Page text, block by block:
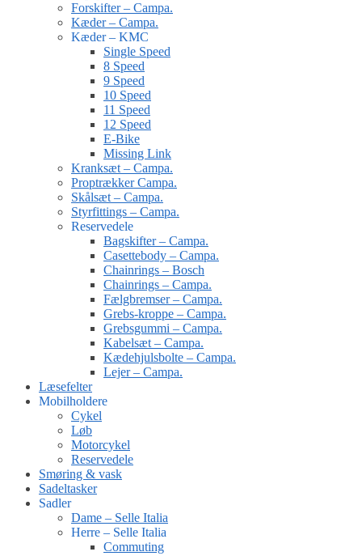
Forskifter – Campa.
Kæder – Campa.
Kæder – KMC
Single Speed
8 Speed
9 Speed
10 Speed
11 Speed
12 Speed
E-Bike
Missing Link
Kranksæt – Campa.
Proptrækker Campa.
Skålsæt – Campa.
Styrfittings – Campa.
Reservedele
Bagskifter – Campa.
Casettebody – Campa.
Chainrings – Bosch
Chainrings – Campa.
Fælgbremser – Campa.
Grebs-kroppe – Campa.
Grebsgummi – Campa.
Kabelsæt – Campa.
Kædehjulsbolte – Campa.
Lejer – Campa.
Læsefelter
Mobilholdere
Cykel
Løb
Motorcykel
Reservedele
Smøring & vask
Sadeltasker
Sadler
Dame – Selle Italia
Herre – Selle Italia
Commuting